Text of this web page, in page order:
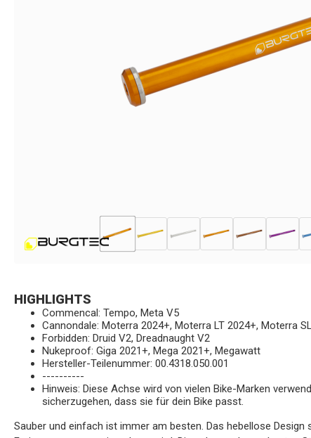
HIGHLIGHTS
Commencal: Tempo, Meta V5
Cannondale: Moterra 2024+, Moterra LT 2024+, Moterra
Forbidden: Druid V2, Dreadnaught V2
Nukeproof: Giga 2021+, Mega 2021+, Megawatt
Hersteller-Teilenummer: 00.4318.050.001
----------
Hinweis: Diese Achse wird von vielen Bike-Marken
sicherzugehen, dass sie für dein Bike passt.
Sauber und einfach ist immer am besten. Das hebellose